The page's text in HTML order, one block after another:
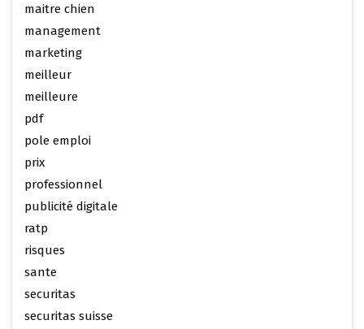
maitre chien
management
marketing
meilleur
meilleure
pdf
pole emploi
prix
professionnel
publicité digitale
ratp
risques
sante
securitas
securitas suisse